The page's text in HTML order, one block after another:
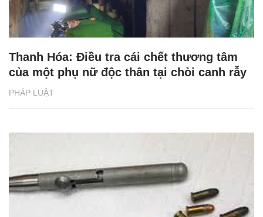
PHÁP LUẬT
Thanh Hóa: Điều tra cái chết thương tâm
của một phụ nữ độc thân tại chòi canh rẫy